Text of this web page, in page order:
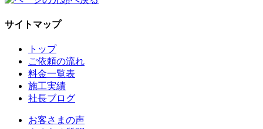
サイトマップ
トップ
ご依頼の流れ
料金一覧表
施工実績
社長ブログ
お客さまの声